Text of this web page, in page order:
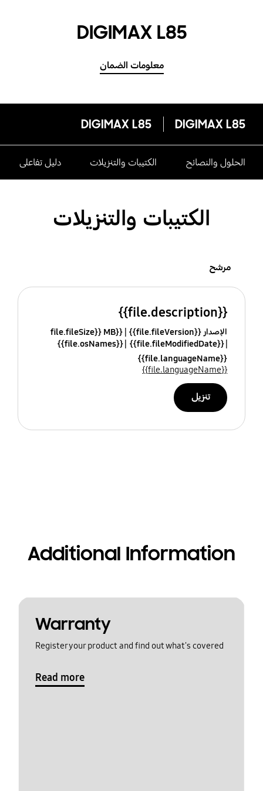
DIGIMAX L85
معلومات الضمان
DIGIMAX L85
DIGIMAX L85
الحلول والنصائح الكتيبات والتنزيلات دليل تفاعلى
الكتيبات والتنزيلات
مرشح
{{file.description}}
الإصدار {{file.fileVersion}}
{{file.fileSize}} MB
{{file.fileModifiedDate}}
{{file.osNames}}
{{file.languageName}}
{{file.languageName}}
تنزيل
Additional Information
Warranty
Register your product and find out what's covered
Read more